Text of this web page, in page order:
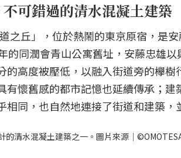
可錯過的清水混凝土建築
之丘」，位於熱鬧的東京原宿，是
的同潤會青山公寓舊址，安藤忠雄
的高度被壓低，以融入街道旁的欅
有懷舊感的都市記憶也延續傳承；
相同，也自然地連接了街道和建築，
的清水混凝土建築之一。圖片來源｜